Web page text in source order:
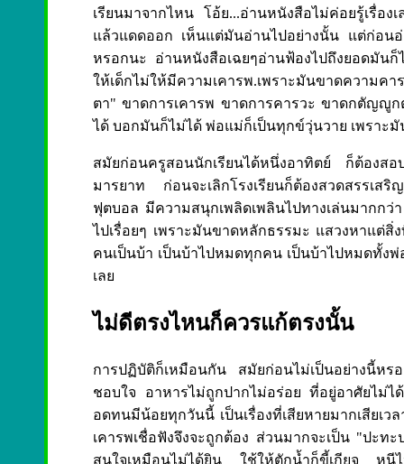
เรียนมาจากไหน โอ้ย...อ่านหนังสือไม่ค่อยรู้เรื่อ
แล้วแดดออก เห็นแต่มันอ่านไปอย่างนั้น แต่ก่อน
หรอกนะ อ่านหนังสือเฉยๆอ่านฟ้องไปถึงยอดมั
ให้เด็กไม่ให้มีความเคารพ.เพราะมันขาดความ
ตา" ขาดการเคารพ ขาดการคารวะ ขาดกตัญญู
ได้ บอกมันก็ไม่ได้ พ่อแม่ก็เป็นทุกข์วุ่นวาย เพราะ
สมัยก่อนครูสอนนักเรียนได้หนึ่งอาทิตย์ ก็ต้องส
มารยาท ก่อนจะเลิกโรงเรียนก็ต้องสวดสรรเ
ฟุตบอล มีความสนุกเพลิดเพลินไปทางเล่นมากกว่
ไปเรื่อยๆ เพราะมันขาดหลักธรรมะ แสวงหาแต่สิ่
คนเป็นบ้า เป็นบ้าไปหมดทุกคน เป็นบ้าไปหมดทั้
เลย
ไม่ดีตรงไหนก็ควรแก้ตรงนั้น
การปฏิบัติก็เหมือนกัน สมัยก่อนไม่เป็นอย่างนี้หร
ชอบใจ อาหารไม่ถูกปากไม่อร่อย ที่อยู่อาศัยไม่
อดทนมีน้อยทุกวันนี้ เป็นเรื่องที่เสียหายมากเสีย
เคารพเชื่อฟังจึงจะถูกต้อง ส่วนมากจะเป็น "ปะ
สนใจเหมือนไม่ได้ยิน ใช้ให้ตักน้ำก็ขี้เกียจ หนี